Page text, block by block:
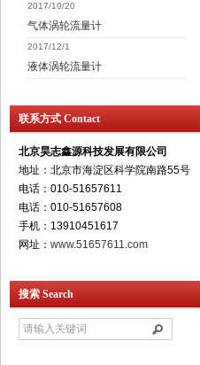
2017/10/20
气体涡轮流量计
2017/12/1
液体涡轮流量计
联系方式 Contact
北京昊志鑫源科技发展有限公司
地址：北京市海淀区科学院南路55号
电话：010-51657611
电话：010-51657608
手机：13910451617
网址： www.51657611.com
搜索 Search